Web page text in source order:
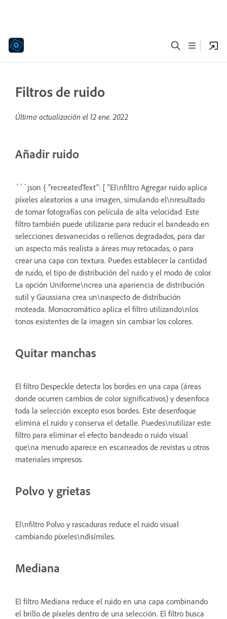
Filtros de ruido
Última actualización el 12 ene. 2022
Añadir ruido
```json { "recreatedText": [ "El\nfiltro Agregar ruido aplica
píxeles aleatorios a una imagen, simulando el\nresultado
de tomar fotografías con película de alta velocidad. Este
filtro también puede utilizarse para reducir el bandeado en
selecciones desvanecidas o rellenos degradados, para dar
un aspecto más realista a áreas muy retocadas, o para
crear una capa con textura. Puedes establecer la cantidad
de ruido, el tipo de distribución del ruido y el modo de color.
La opción Uniforme\ncrea una apariencia de distribución
sutil y Gaussiana crea un\naspecto de distribución
moteada. Monocromático aplica el filtro utilizando\nlos
tonos existentes de la imagen sin cambiar los colores.
Quitar manchas
El filtro Despeckle detecta los bordes en una capa (áreas
donde ocurren cambios de color significativos) y desenfoca
toda la selección excepto esos bordes. Este desenfoque
elimina el ruido y conserva el detalle. Puedes\nutilizar este
filtro para eliminar el efecto bandeado o ruido visual
que\na menudo aparece en escaneados de revistas u otros
materiales impresos.
Polvo y grietas
El\nfiltro Polvo y rascaduras reduce el ruido visual
cambiando píxeles\ndisímiles.
Mediana
El filtro Mediana reduce el ruido en una capa combinando
el brillo de píxeles dentro de una selección. El filtro busca